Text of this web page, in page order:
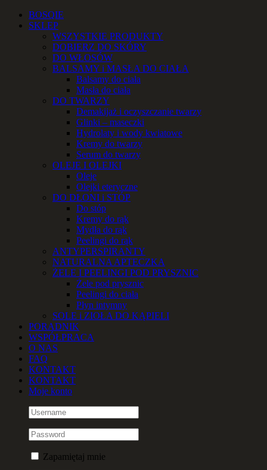
Przejdź
zawartości
Facebook
Instagram
YouTube
Email
TelefonBOSQIE
SKLEP
WSZYSTKIE PRODUKTY
DOBIERZ DO SKÓRY
DO WŁOSÓW
BALSAMY i MASŁA DO CIAŁA
Balsamy do ciała
Masła do ciała
DO TWARZY
Demakijaż i oczyszczanie twarzy
Glinki – maseczki
Hydrolaty i wody kwiatowe
Kremy do twarzy
Serum do twarzy
OLEJE I OLEJKI
Oleje
Olejki eteryczne
DO DŁONI i STÓP
Do stóp
Kremy do rąk
Mydła do rąk
Peelingi do rąk
ANTYPERSPIRANTY
NATURALNA APTECZKA
ŻELE I PEELINGI POD PRYSZNIC
Żele pod prysznic
Peelingi do ciała
Płyn intymny
SOLE i ZIOŁA DO KĄPIELI
PORADNIK
WSPÓŁPRACA
O NAS
FAQ
KONTAKT
KONTAKT
Moje konto
Zapamiętaj mnie